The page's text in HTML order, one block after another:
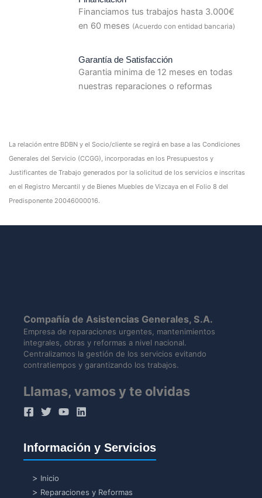
Financiamos tus trabajos hasta 3.000€
en 60 meses (Acuerdo con entidad bancaria)
Garantía de Satisfacción
Garantia minima de 12 meses en todas
nuestras reparaciones o reformas
La relación entre BDBN y el Socio/cliente se regirá en base a las Condiciones
Generales del Servicio (CCGG), incorporadas en los Presupuestos y
Justificantes de Trabajo generados por la solicitud de los servicios e inscritas
en el Registro Mercantil y de Bienes Muebles de Vizcaya en el Folio 8 del
Predisponente 20046000016.
Compañía de Asistencias Generales, S.A.
Empresa de reparaciones urgentes, mantenimientos
integrales, obras y reformas a nivel nacional.
Centralizamos la gestión de los servicios evitando
contratiempos y garantizando los trabajos.
Llamas, vamos y te olvidas
Información y Servicios
Inicio
Reparaciones y Reformas